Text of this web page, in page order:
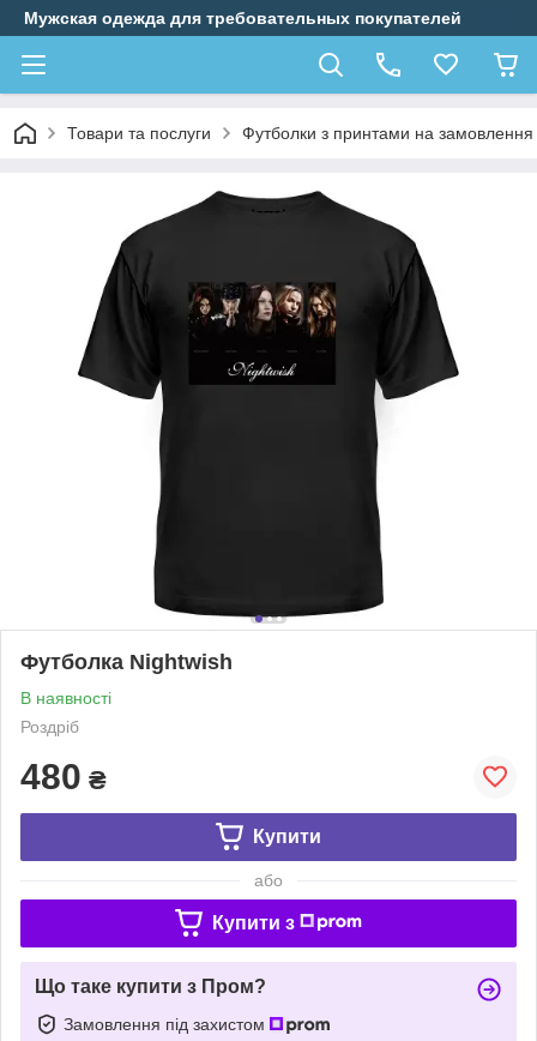
Мужская одежда для требовательных покупателей
Товари та послуги Футболки з принтами на замовлення
Футболка Nightwish
В наявності
Роздріб
480 ₴
Купити
або
Купити з
Що таке купити з Пром?
Замовлення під захистом